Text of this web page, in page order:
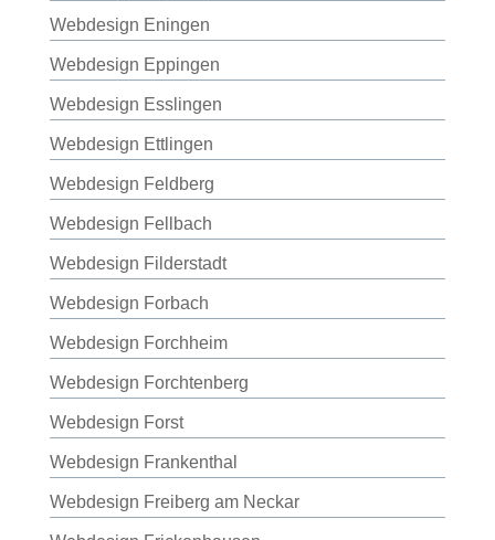
Webdesign Eningen
Webdesign Eppingen
Webdesign Esslingen
Webdesign Ettlingen
Webdesign Feldberg
Webdesign Fellbach
Webdesign Filderstadt
Webdesign Forbach
Webdesign Forchheim
Webdesign Forchtenberg
Webdesign Forst
Webdesign Frankenthal
Webdesign Freiberg am Neckar